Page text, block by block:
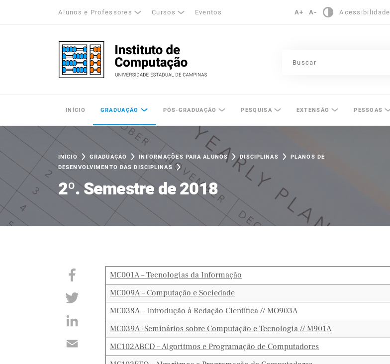
Alunos e Professores Cursos Eventos A+ A- Acessibilidade
Unicamp - Universidade Estadual de Campinas
INÍCIO GRADUAÇÃO PÓS-GRADUAÇÃO PESQUISA EXTENSÃO PESSOAS
INÍCIO GRADUAÇÃO INFORMAÇÕES PARA ALUNOS DISCIPLINAS
PLANOS DE
DESENVOLVIMENTO DAS DISCIPLINAS
2º. Semestre de 2018
MC001A – Tecnologias da Informação
MC009A – Computação e Sociedade
MC038A – Introdução à Redação Científica // MO903A
MC039A -Seminários sobre Computação e Tecnologia // M901A
MC102ABCD – Algoritmos e Programação de Computadores